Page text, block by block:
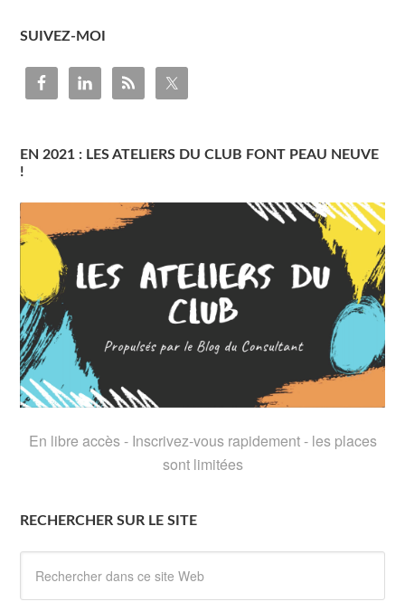
SUIVEZ-MOI
EN 2021 : LES ATELIERS DU CLUB FONT PEAU NEUVE
!
En libre accès - Inscrivez-vous rapidement - les places
sont limitées
RECHERCHER SUR LE SITE